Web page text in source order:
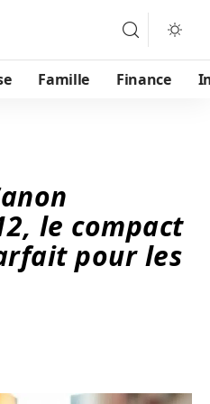
Famille Finance
le compact
pour les